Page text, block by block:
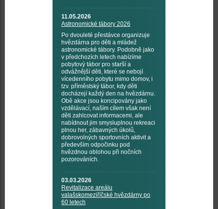
11.05.2026
Astronomické tábory 2026
Po dvouleté přestávce organizuje
hvězdárna pro děti a mládež
astronomické tábory. Podobně jako
v předchozích letech nabízíme
pobytový tábor pro starší a
odvážnější děti, které se nebojí
vícedenního pobytu mimo domov, i
tzv. příměstský tábor, kdy děti
docházejí každý den na hvězdárnu.
Obě akce jsou koncipovány jako
vzdělávací, naším cílem však není
děti zahlcovat informacemi, ale
nabídnout jim smysluplnou rekreaci
plnou her, zábavných úkolů,
dobrovolných sportovních aktivit a
především odpočinku pod
hvězdnou oblohou při nočních
pozorováních.
03.03.2026
Revitalizace areálu
valašskomeziříčské hvězdárny po
60 letech